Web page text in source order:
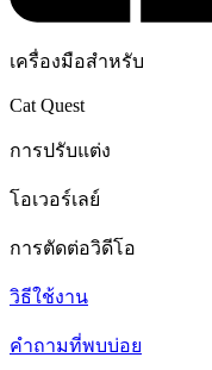
เครื่องมือสำหรับ
Cat Quest
การปรับแต่ง
โอเวอร์เลย์
การตัดต่อวิดีโอ
วิธีใช้งาน
คำถามที่พบบ่อย